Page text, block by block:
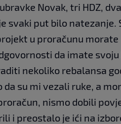
Novak, tri HDZ,
svaki put bilo natezanje.
u proračunu
da imate
nekoliko rebalansa
da su mi vezali ruke, a
nismo dobili
i preostalo je ići na